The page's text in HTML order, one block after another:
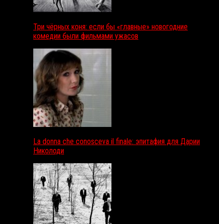
Три чёрных коня: если бы «главные» новогодние
комедии были фильмами ужасов
La donna che conosceva il finale: эпитафия для Дарии
Николоди